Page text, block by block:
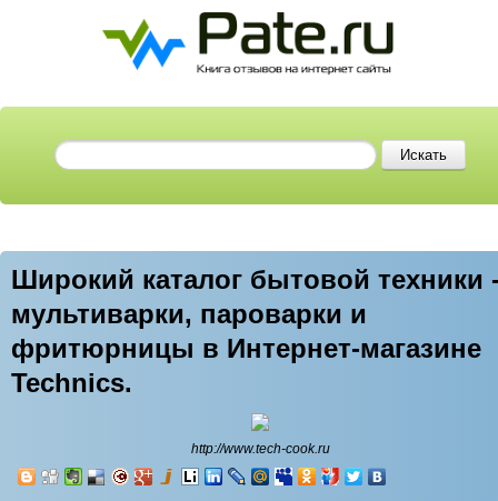
Широкий каталог бытовой техники
мультиварки, пароварки и
фритюрницы в Интернет-магазине
Technics.
http://www.tech-cook.ru